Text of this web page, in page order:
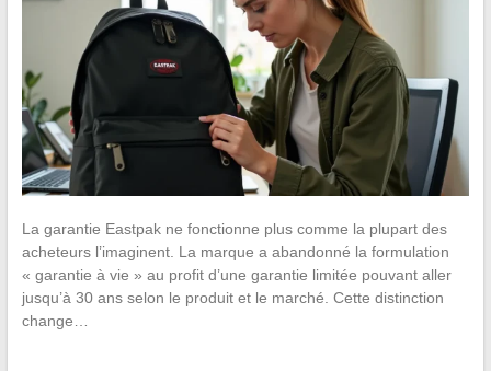
La garantie Eastpak ne fonctionne plus comme la plupart des
acheteurs l’imaginent. La marque a abandonné la formulation
« garantie à vie » au profit d’une garantie limitée pouvant aller
jusqu’à 30 ans selon le produit et le marché. Cette distinction
change…